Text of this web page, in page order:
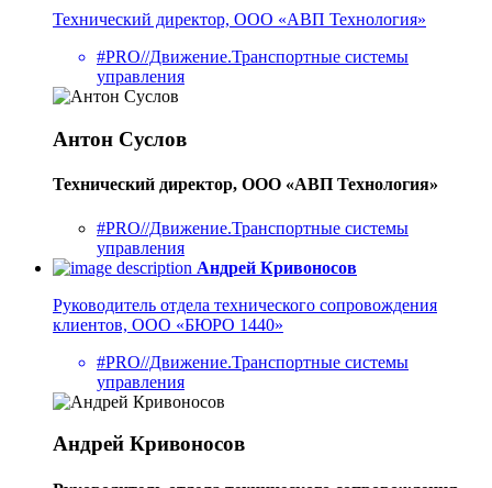
Технический директор, ООО «АВП Технология»
#PRO//Движение.Транспортные системы
управления
Антон Суслов
Технический директор, ООО «АВП Технология»
#PRO//Движение.Транспортные системы
управления
Андрей Кривоносов
Руководитель отдела технического сопровождения
клиентов, ООО «БЮРО 1440»
#PRO//Движение.Транспортные системы
управления
Андрей Кривоносов